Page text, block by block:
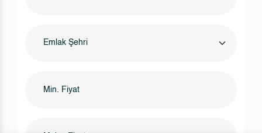
Emlak Şehri